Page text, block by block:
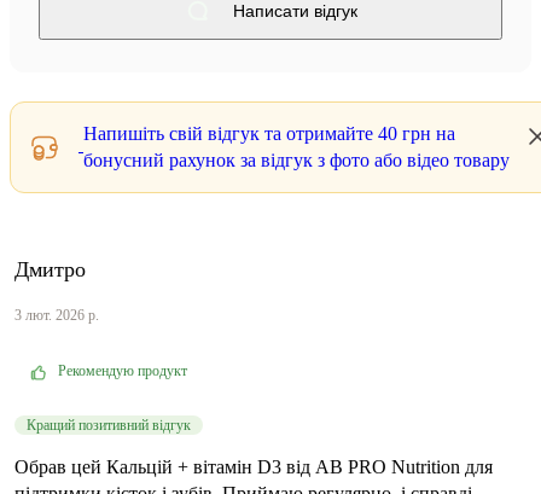
Написати відгук
Напишіть свій відгук та отримайте 40 грн на
бонусний рахунок за відгук з фото або відео товару
Дмитро
3 лют. 2026 р.
Рекомендую продукт
Кращий позитивний відгук
Обрав цей Кальцій + вітамін D3 від AB PRO Nutrition для